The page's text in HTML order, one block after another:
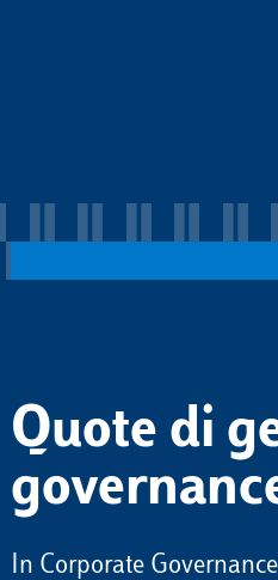
Quote di
In Corporate